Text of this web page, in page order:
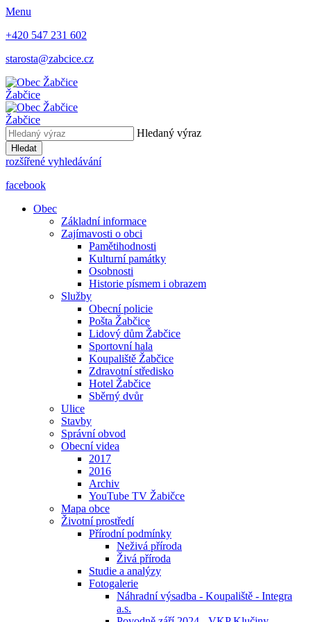
Menu
+420 547 231 602
starosta@zabcice.cz
Žabčice
Žabčice
Hledaný výraz
Hledat
rozšířené vyhledávání
facebook
Obec
Základní informace
Zajímavosti o obci
Pamětihodnosti
Kulturní památky
Osobnosti
Historie písmem i obrazem
Služby
Obecní policie
Pošta Žabčice
Lidový dům Žabčice
Sportovní hala
Koupaliště Žabčice
Zdravotní středisko
Hotel Žabčice
Sběrný dvůr
Ulice
Stavby
Správní obvod
Obecní videa
2017
2016
Archiv
YouTube TV Žabičce
Mapa obce
Životní prostředí
Přírodní podmínky
Neživá příroda
Živá příroda
Studie a analýzy
Fotogalerie
Náhradní výsadba - Koupaliště - Integra
a.s.